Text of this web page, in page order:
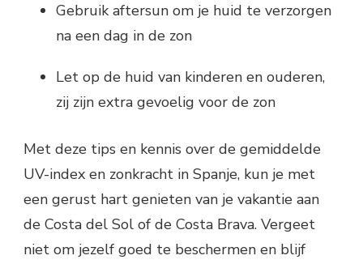
Gebruik aftersun om je huid te verzorgen
na een dag in de zon
Let op de huid van kinderen en ouderen,
zij zijn extra gevoelig voor de zon
Met deze tips en kennis over de gemiddelde
UV-index en zonkracht in Spanje, kun je met
een gerust hart genieten van je vakantie aan
de Costa del Sol of de Costa Brava. Vergeet
niet om jezelf goed te beschermen en blijf